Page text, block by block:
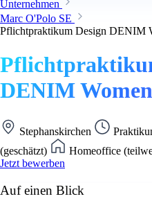
Unternehmen
Marc O'Polo SE
Pflichtpraktikum Design DENIM
DENIM
Stephanskirchen
(geschätzt)
Homeoffice
Jetzt bewerben
Auf einen Blick